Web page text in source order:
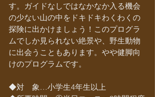
す。ガイドなしではなかなか入る機会
の少ない山の中をドキドキわくわくの
探険に出かけましょう！このプログラ
ムでしか見られない絶景や、野生動物
に出会うこともあります。やや健脚向
けのプログラムです。
◆対　象…小学生4年生以上